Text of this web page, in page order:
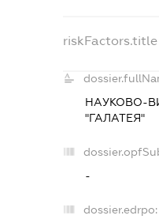
riskFactors.title
НАУКОВО-
"ГАЛАТЕЯ"
-
dossier.edrpo: